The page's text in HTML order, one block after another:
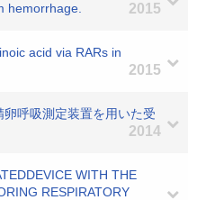
hemorrhage.
2015
acid via RARs in
2015
呼吸測定装置を用いた受
2014
WITH THE
RESPIRATORY